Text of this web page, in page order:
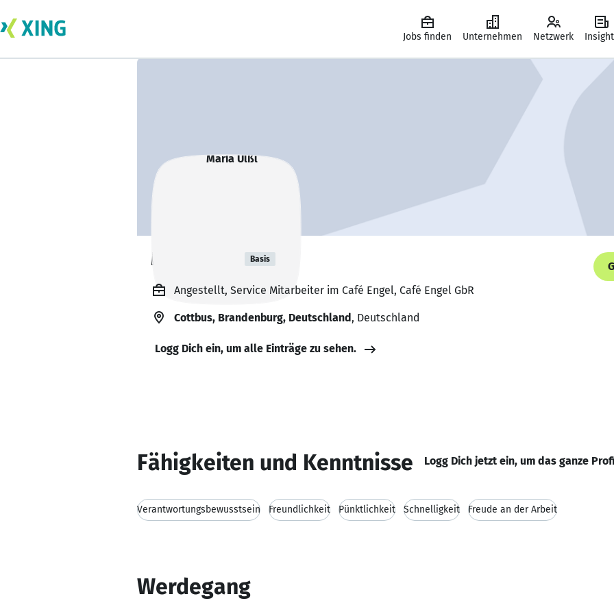
Jobs finden Unternehmen Netzwerk
Maria Ülßl Basis
Angestellt, Service Mitarbeiter im Café Engel, Café Engel GbR
Cottbus, Brandenburg, Deutschland, Deutschland
Logg Dich ein, um alle Einträge zu sehen.
Fähigkeiten und Kenntnisse Logg Dich jetzt ein, um das ganze
Verantwortungsbewusstsein Freundlichkeit Pünktlichkeit Schnelligkeit Freude an der Arbeit
Werdegang